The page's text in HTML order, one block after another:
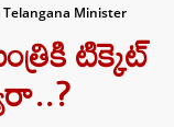
Telangana Minister
టిక్కెట్‌